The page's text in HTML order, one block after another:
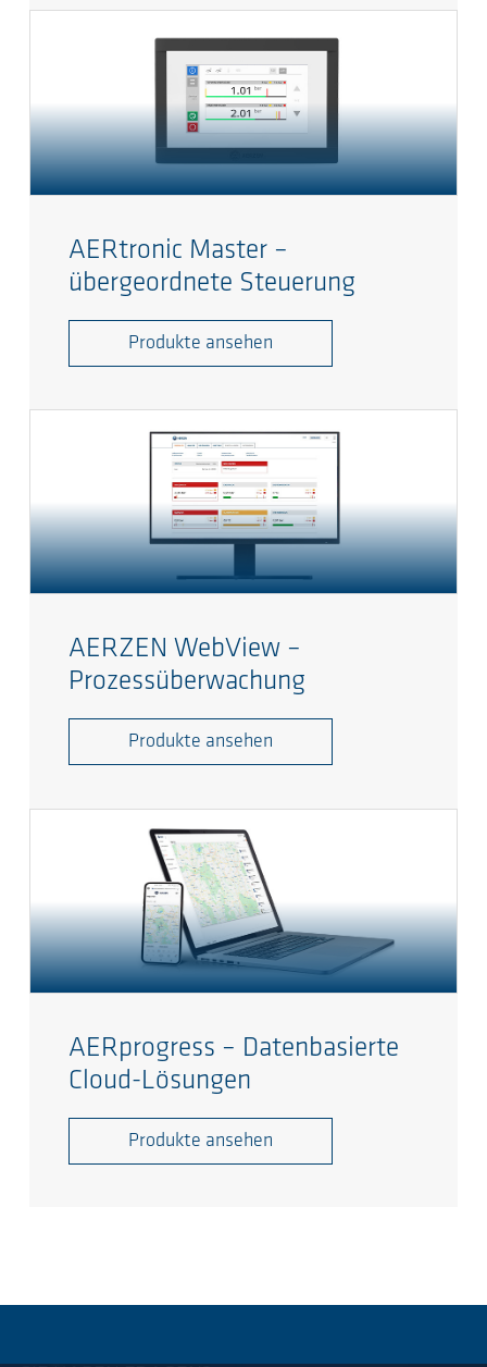
AERtronic Master –
übergeordnete Steuerung
Produkte ansehen
AERZEN WebView –
Prozessüberwachung
Produkte ansehen
AERprogress – Datenbasierte
Cloud-Lösungen
Produkte ansehen